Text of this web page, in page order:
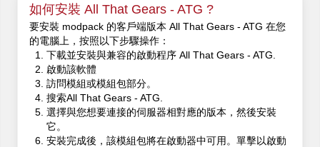
如何安裝 All That Gears - ATG ?
要安裝 modpack 的客戶端版本 All That Gears - ATG 在您
的電腦上，按照以下步驟操作：
下載並安裝與兼容的啟動程序 All That Gears - ATG.
啟動該軟體
訪問模組或模組包部分。
搜索All That Gears - ATG.
選擇與您想要連接的伺服器相對應的版本，然後安裝
它。
安裝完成後，該模組包將在啟動器中可用。單擊以啟動